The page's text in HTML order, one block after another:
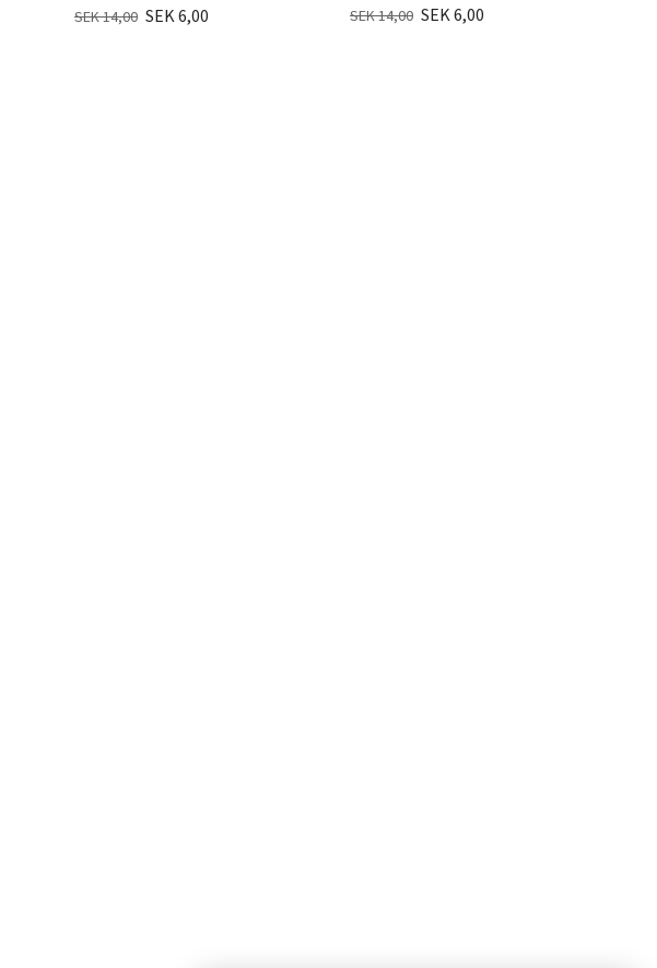
SEK 14,00 SEK 6,00 SEK 14,00 SEK 6,00